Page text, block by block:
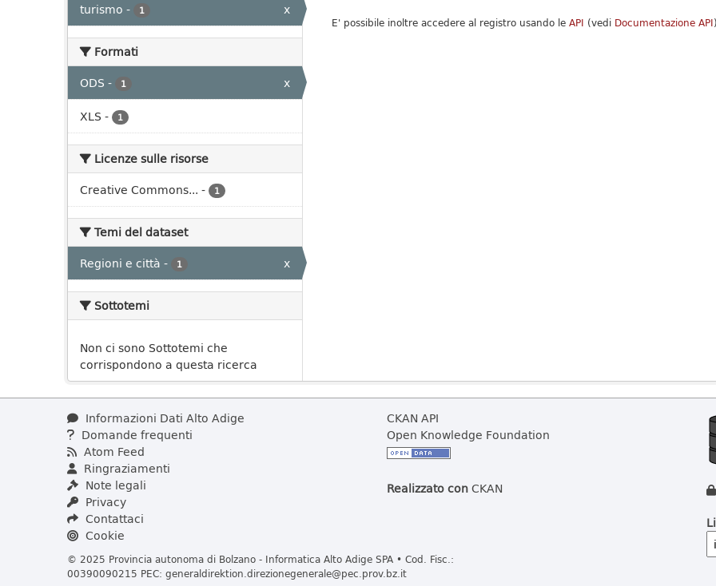
turismo - 1 x
Formati
ODS - 1
x
XLS - 1
Licenze sulle risorse
Creative Commons... - 1
Temi del dataset
Regioni e città - 1 x
Sottotemi
Non ci sono Sottotemi che
corrispondono a questa ricerca
E' possibile inoltre accedere al registro usando le API (vedi Documentazione API
Informazioni Dati Alto Adige
Domande frequenti
Atom Feed
Ringraziamenti
Note legali
Privacy
Contattaci
Cookie
© 2025 Provincia autonoma di Bolzano - Informatica Alto Adige SPA • Cod. Fisc.:
00390090215 PEC: generaldirektion.direzionegenerale@pec.prov.bz.it
CKAN API
Open Knowledge Foundation
Realizzato conCKAN